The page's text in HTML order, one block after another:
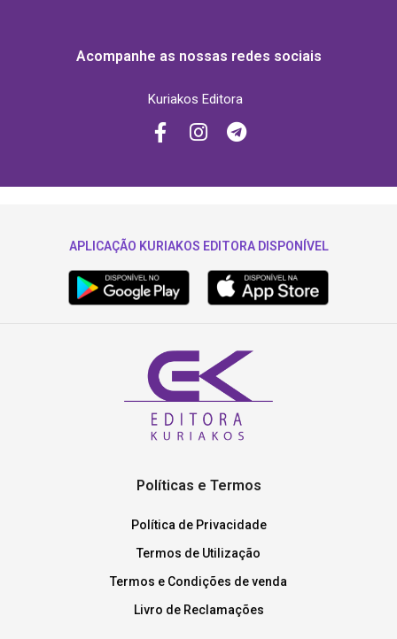
Acompanhe as nossas redes sociais
Kuriakos Editora
APLICAÇÃO KURIAKOS EDITORA DISPONÍVEL
Políticas e Termos
Política de Privacidade
Termos de Utilização
Termos e Condições de venda
Livro de Reclamações